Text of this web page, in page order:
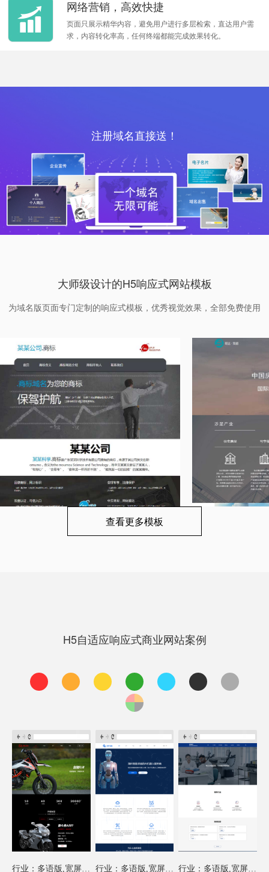
网络营销，高效快捷
页面只展示精华内容，避免用户进行多层检索，直达用户需
求，内容转化率高，任何终端都能完成效果转化。
注册域名直接送！
大师级设计的H5响应式网站模板
为域名版页面专门定制的响应式模板，优秀视觉效果，全部免费使用
查看更多模板
H5自适应响应式商业网站案例
行业：多语版,宽屏模板 行业：多语版,宽屏模板 行业：多语版,宽屏模板